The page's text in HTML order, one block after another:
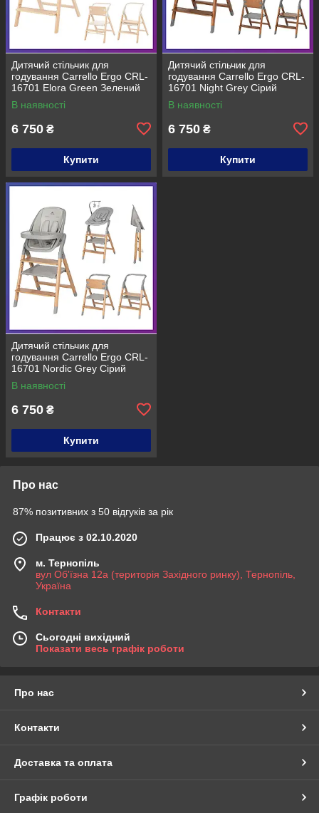
Дитячий стільчик для
годування Carrello Ergo CRL-
16701 Elora Green Зелений
В наявності
6 750 ₴
Купити
Дитячий стільчик для
годування Carrello Ergo CRL-
16701 Night Grey Сірий
В наявності
6 750 ₴
Купити
Дитячий стільчик для
годування Carrello Ergo CRL-
16701 Nordic Grey Сірий
В наявності
6 750 ₴
Купити
Про нас
87% позитивних з 50 відгуків за рік
Працює з 02.10.2020
м. Тернопіль
вул Об'їзна 12а (територія Західного ринку), Тернопіль,
Україна
Контакти
Сьогодні вихідний
Показати весь графік роботи
Про нас
Контакти
Доставка та оплата
Графік роботи